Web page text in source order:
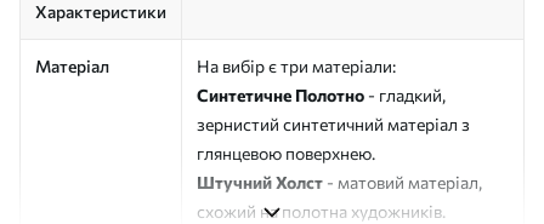
Характеристики
Матеріал
На вибір є три матеріали:
Синтетичне Полотно - гладкий,
зернистий синтетичний матеріал з
глянцевою поверхнею.
Штучний Холст - матовий матеріал,
схожий на полотна художників.